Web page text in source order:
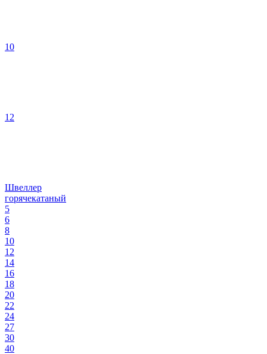
10
12
Швеллер
горячекатаный
5
6
8
10
12
14
16
18
20
22
24
27
30
40